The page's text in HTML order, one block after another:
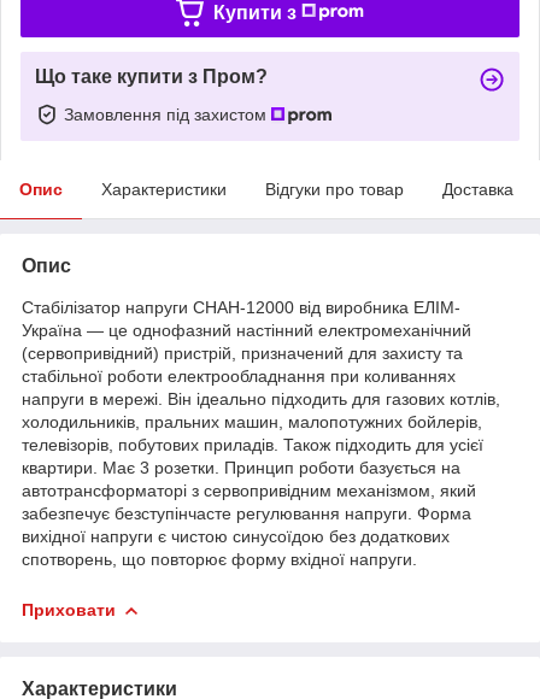
Купити з
Що таке купити з Пром?
Замовлення під захистом
Опис Характеристики Відгуки про товар Доставка
Опис
Стабілізатор напруги СНАН-12000 від виробника ЕЛІМ-
Україна — це однофазний настінний електромеханічний
(сервопривідний) пристрій, призначений для захисту та
стабільної роботи електрообладнання при коливаннях
напруги в мережі. Він ідеально підходить для газових котлів,
холодильників, пральних машин, малопотужних бойлерів,
телевізорів, побутових приладів. Також підходить для усієї
квартири. Має 3 розетки. Принцип роботи базується на
автотрансформаторі з сервопривідним механізмом, який
забезпечує безступінчасте регулювання напруги. Форма
вихідної напруги є чистою синусоїдою без додаткових
спотворень, що повторює форму вхідної напруги.
Приховати
Характеристики